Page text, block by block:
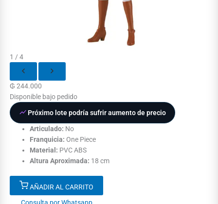
1 / 4
₲ 244.000
Disponible bajo pedido
Próximo lote podría sufrir aumento de precio
Articulado: No
Franquicia: One Piece
Material: PVC ABS
Altura Aproximada: 18 cm
AÑADIR AL CARRITO